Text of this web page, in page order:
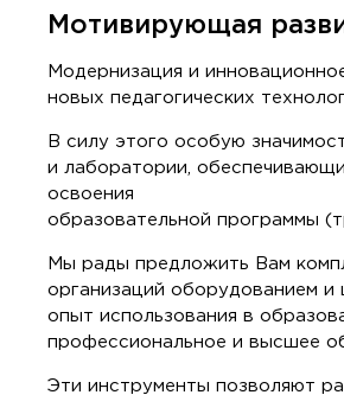
Мотивирующая
Модернизация и
новых педагогических
В силу этого особую
и лаборатории,
освоения
образовательной программы
Мы рады предложить Вам
организаций оборудованием
опыт использования в
профессиональное и высшее
Эти инструменты позволяют